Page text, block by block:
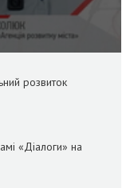
розвиток
«Діалоги» на